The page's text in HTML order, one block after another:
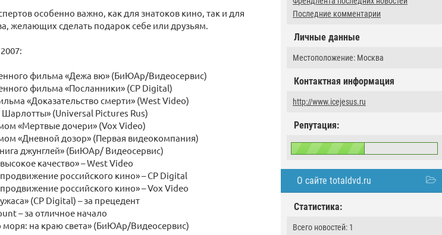
Последние комментарии
Личные данные
Местоположение: Москва
Контактная информация
http://www.icejesus.ru
Репутация:
О сайте totaldvd.ru
Статистика:
Всего новостей: 1
особенно важно, как для знатоков кино, так и для
желающих сделать подарок себе или друзьям.
фильма «Дежа вю» (БиЮАр/Видеосервис)
фильма «Посланники» (CP Digital)
«Доказательство смерти» (West Video)
(Universal Pictures Rus)
«Мертвые дочери» (Vox Video)
«Дневной дозор» (Первая видеокомпания)
джунглей» (БиЮАр/ Видеосервис)
качество» – West Video
российского кино» – CP Digital
российского кино» – Vox Video
(CP Digital) – за прецедент
– за отличное начало
на краю света» (БиЮАр/Видеосервис)